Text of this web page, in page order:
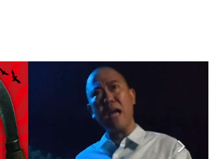
が変えた日本語
」「裏技」「ラスボス」… ゲームにまつわる言葉
用法の変遷を、コンピューター文化史研究家・タ
氏が徹底調査。